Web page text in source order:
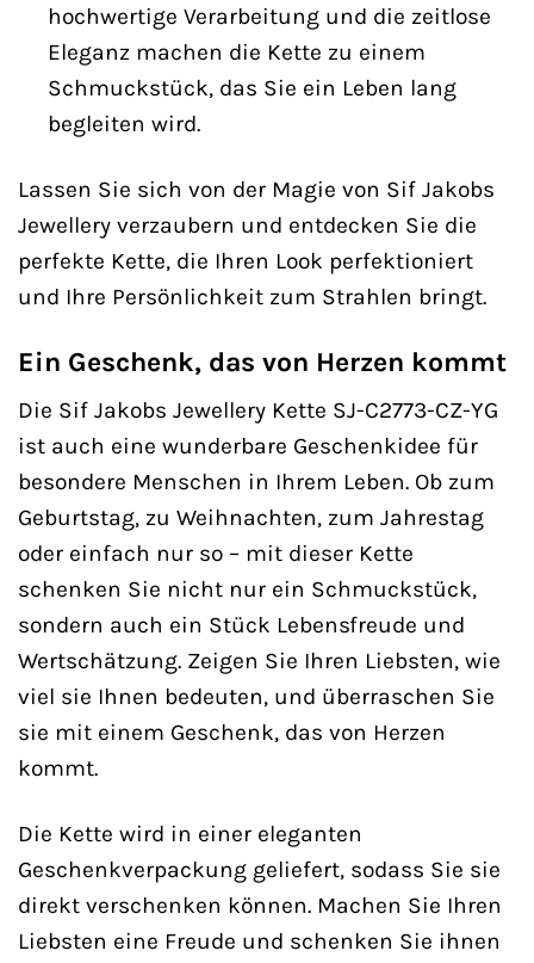
hochwertige Verarbeitung und die zeitlose
Eleganz machen die Kette zu einem
Schmuckstück, das Sie ein Leben lang
begleiten wird.
Lassen Sie sich von der Magie von Sif Jakobs
Jewellery verzaubern und entdecken Sie die
perfekte Kette, die Ihren Look perfektioniert
und Ihre Persönlichkeit zum Strahlen bringt.
Ein Geschenk, das von Herzen kommt
Die Sif Jakobs Jewellery Kette SJ-C2773-CZ-YG
ist auch eine wunderbare Geschenkidee für
besondere Menschen in Ihrem Leben. Ob zum
Geburtstag, zu Weihnachten, zum Jahrestag
oder einfach nur so – mit dieser Kette
schenken Sie nicht nur ein Schmuckstück,
sondern auch ein Stück Lebensfreude und
Wertschätzung. Zeigen Sie Ihren Liebsten, wie
viel sie Ihnen bedeuten, und überraschen Sie
sie mit einem Geschenk, das von Herzen
kommt.
Die Kette wird in einer eleganten
Geschenkverpackung geliefert, sodass Sie sie
direkt verschenken können. Machen Sie Ihren
Liebsten eine Freude und schenken Sie ihnen